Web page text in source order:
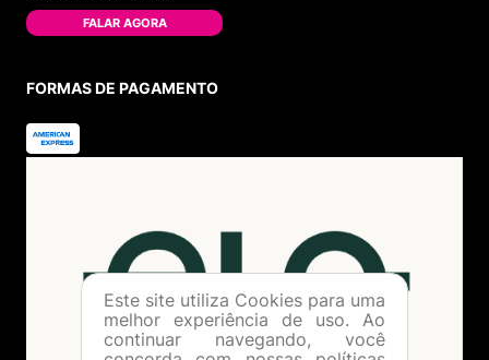
FALAR AGORA
FORMAS DE PAGAMENTO
Este site utiliza Cookies para uma
melhor experiência de uso. Ao
continuar navegando, você